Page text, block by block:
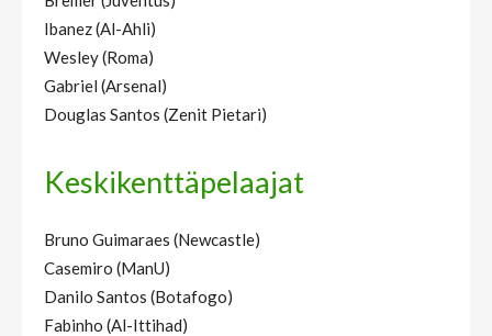
Ibanez (Al-Ahli)
Wesley (Roma)
Gabriel (Arsenal)
Douglas Santos (Zenit Pietari)
Keskikenttäpelaajat
Bruno Guimaraes (Newcastle)
Casemiro (ManU)
Danilo Santos (Botafogo)
Fabinho (Al-Ittihad)